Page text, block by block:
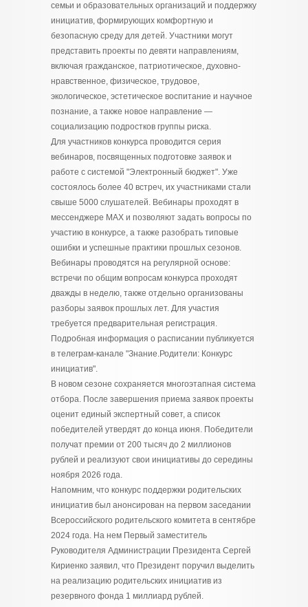
семьи и образовательных организаций и поддержку
инициатив, формирующих комфортную и
безопасную среду для детей. Участники могут
представить проекты по девяти направлениям,
включая гражданское, патриотическое, духовно-
нравственное, физическое, трудовое,
экологическое, эстетическое воспитание и научное
познание, а также новое направление —
социализацию подростков группы риска.
Для участников конкурса проводится серия
вебинаров, посвященных подготовке заявок и
работе с системой "Электронный бюджет". Уже
состоялось более 40 встреч, их участниками стали
свыше 5000 слушателей. Вебинары проходят в
мессенджере MAX и позволяют задать вопросы по
участию в конкурсе, а также разобрать типовые
ошибки и успешные практики прошлых сезонов.
Вебинары проводятся на регулярной основе:
встречи по общим вопросам конкурса проходят
дважды в неделю, также отдельно организованы
разборы заявок прошлых лет. Для участия
требуется предварительная регистрация.
Подробная информация о расписании публикуется
в телеграм-канале "Знание.Родители: Конкурс
инициатив".
В новом сезоне сохраняется многоэтапная система
отбора. После завершения приема заявок проекты
оценит единый экспертный совет, а список
победителей утвердят до конца июня. Победители
получат премии от 200 тысяч до 2 миллионов
рублей и реализуют свои инициативы до середины
ноября 2026 года.
Напомним, что конкурс поддержки родительских
инициатив был анонсирован на первом заседании
Всероссийского родительского комитета в сентябре
2024 года. На нем Первый заместитель
Руководителя Администрации Президента Сергей
Кириенко заявил, что Президент поручил выделить
на реализацию родительских инициатив из
резервного фонда 1 миллиард рублей.